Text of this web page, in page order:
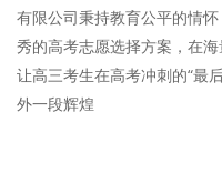
有限公司秉持教育公平的情
秀的高考志愿选择方案，在
让高三考生在高考冲刺的“最
外一段辉煌